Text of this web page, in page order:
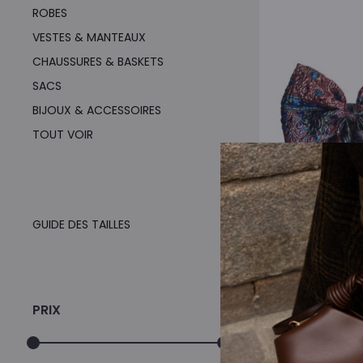
NOEUD
335,00€Le
ROBES
VESTES & MANTEAUX
CHAUSSURES & BASKETS
SACS
BIJOUX & ACCESSOIRES
TOUT VOIR
GUIDE DES TAILLES
PRIX